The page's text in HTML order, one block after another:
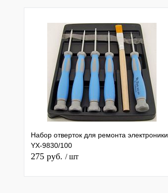
Набор отверток для ремонта электроники
YX-9830/100
275 руб. / шт